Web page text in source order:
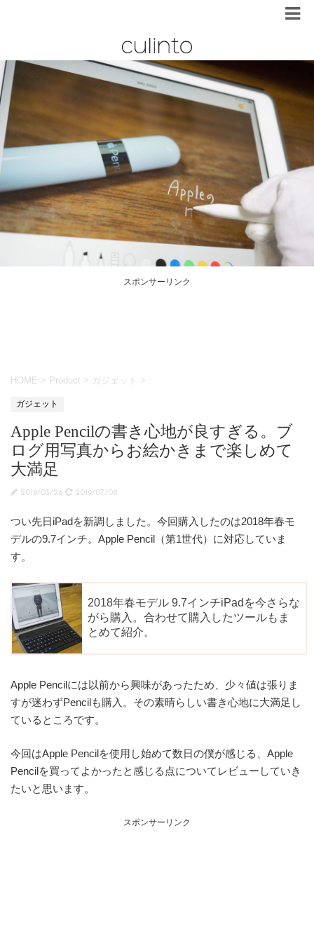
スポンサーリンク
HOME > Product > ガジェット >
ガジェット
Apple Pencilの書き心地が良すぎる。ブ
ログ用写真からお絵かきまで楽しめて
大満足
2019/03/26 2019/07/08
つい先日iPadを新調しました。今回購入したのは2018年春モ
デルの9.7インチ。Apple Pencil（第1世代）に対応していま
す。
Apple Pencilには以前から興味があったため、少々値は張りま
すが迷わずPencilも購入。その素晴らしい書き心地に大満足し
ているところです。
今回はApple Pencilを使用し始めて数日の僕が感じる、Apple
Pencilを買ってよかったと感じる点についてレビューしていき
たいと思います。
スポンサーリンク